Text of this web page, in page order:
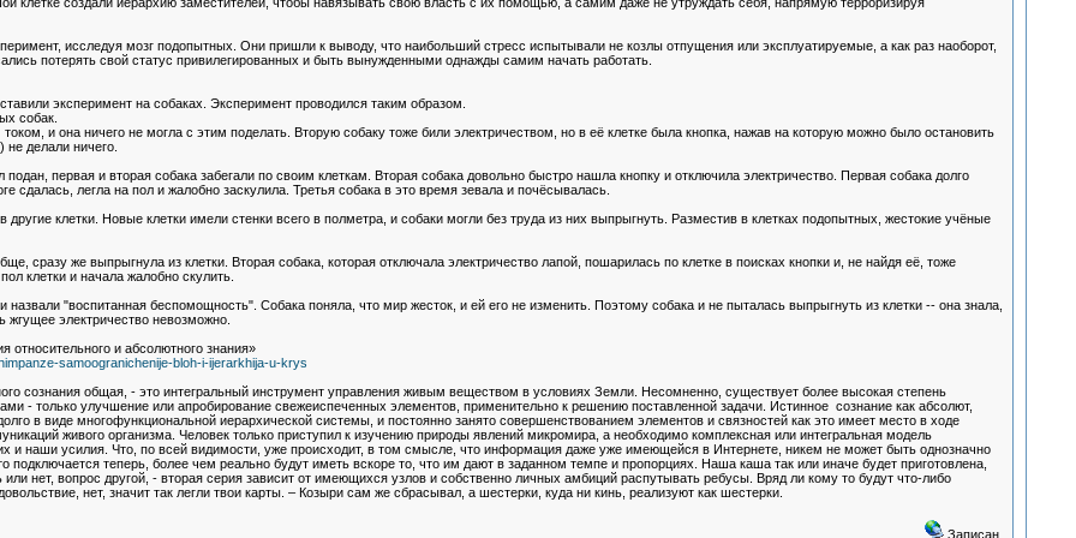
исследуя мозг подопытных. Они пришли к выводу, что наибольший стресс испытывали не козлы отпущения или эксплуатируемые, а как раз наоборот,
потерять свой статус привилегированных и быть вынужденными однажды самим начать работать.
эксперимент на собаках. Эксперимент проводился таким образом.
собак.
и она ничего не могла с этим поделать. Вторую собаку тоже били электричеством, но в её клетке была кнопка, нажав на которую можно было остановить
не делали ничего.
подан, первая и вторая собака забегали по своим клеткам. Вторая собака довольно быстро нашла кнопку и отключила электричество. Первая собака долго
сдалась, легла на пол и жалобно заскулила. Третья собака в это время зевала и почёсывалась.
клетки. Новые клетки имели стенки всего в полметра, и собаки могли без труда из них выпрыгнуть. Разместив в клетках подопытных, жестокие учёные
сразу же выпрыгнула из клетки. Вторая собака, которая отключала электричество лапой, пошарилась по клетке в поисках кнопки и, не найдя её, тоже
клетки и начала жалобно скулить.
назвали "воспитанная беспомощность". Собака поняла, что мир жесток, и ей его не изменить. Поэтому собака и не пыталась выпрыгнуть из клетки -- она знала,
жгущее электричество невозможно.
и абсолютного знания»
samoogranichenije-bloh-i-ijerarkhija-u-krys
сознания общая, - это интегральный инструмент управления живым веществом в условиях Земли. Несомненно, существует более высокая степень
- только улучшение или апробирование свежеиспеченных элементов, применительно к решению поставленной задачи. Истинное сознание как абсолют,
в виде многофункциональной иерархической системы, и постоянно занято совершенствованием элементов и связностей как это имеет место в ходе
живого организма. Человек только приступил к изучению природы явлений микромира, а необходимо комплексная или интегральная модель
и наши усилия. Что, по всей видимости, уже происходит, в том смысле, что информация даже уже имеющейся в Интернете, никем не может быть однозначно
подключается теперь, более чем реально будут иметь вскоре то, что им дают в заданном темпе и пропорциях. Наша каша так или иначе будет приготовлена,
нет, вопрос другой, - вторая серия зависит от имеющихся узлов и собственно личных амбиций распутывать ребусы. Вряд ли кому то будут что-либо
нет, значит так легли твои карты. – Козыри сам же сбрасывал, а шестерки, куда ни кинь, реализуют как шестерки.
Записан